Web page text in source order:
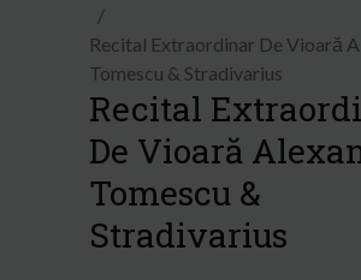
Recital Extraordinar De Vioară
Tomescu & Stradivarius
Recital
De Vioară
Tomescu &
Stradivarius